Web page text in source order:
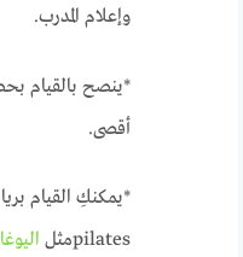
وإعلام المدرب.
أقصى.
*يمكنكِ القيام
pilatesمثل
اليوغا